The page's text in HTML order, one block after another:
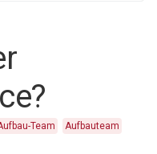
Team
Aufbauteam